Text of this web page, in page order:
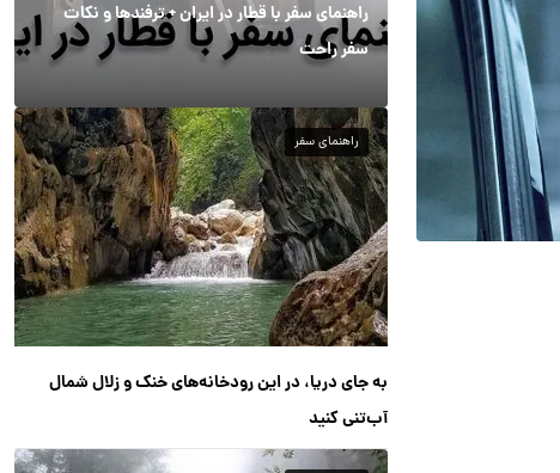
راهنمای سفر با قطار در ایران + ترفندها و نکات
سفر راحت
راهنمای سفر
به جای دریا، در این رودخانه‌های خنک و زلال شمال
آب‌تنی کنید